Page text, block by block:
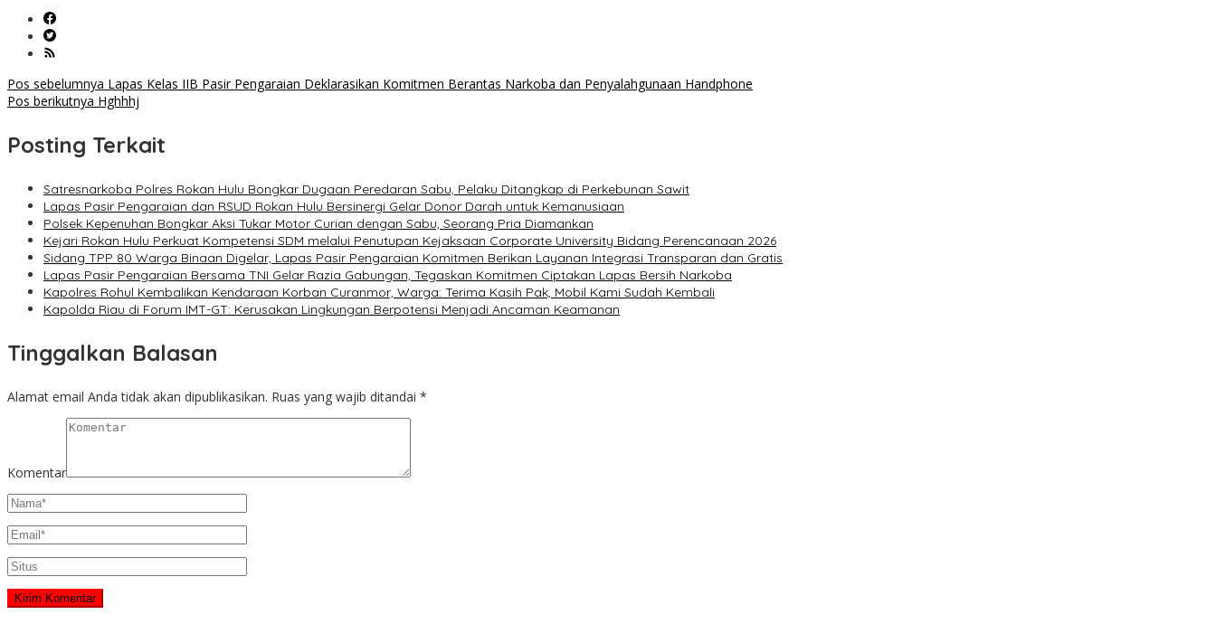
Navigasi
Pos sebelumnya Lapas Kelas IIB Pasir Pengaraian Deklarasikan Komitmen Berantas Narkoba dan Penyalahgunaan Handphone
Pos berikutnya Hghhhj
Posting Terkait
Satresnarkoba Polres Rokan Hulu Bongkar Dugaan Peredaran Sabu, Pelaku Ditangkap di Perkebunan Sawit
Lapas Pasir Pengaraian dan RSUD Rokan Hulu Bersinergi Gelar Donor Darah untuk Kemanusiaan
Polsek Kepenuhan Bongkar Aksi Tukar Motor Curian dengan Sabu, Seorang Pria Diamankan
Kejari Rokan Hulu Perkuat Kompetensi SDM melalui Penutupan Kejaksaan Corporate University Bidang Perencanaan 2026
Sidang TPP 80 Warga Binaan Digelar, Lapas Pasir Pengaraian Komitmen Berikan Layanan Integrasi Transparan dan Gratis
Lapas Pasir Pengaraian Bersama TNI Gelar Razia Gabungan, Tegaskan Komitmen Ciptakan Lapas Bersih Narkoba
Kapolres Rohul Kembalikan Kendaraan Korban Curanmor, Warga: Terima Kasih Pak, Mobil Kami Sudah Kembali
Kapolda Riau di Forum IMT-GT: Kerusakan Lingkungan Berpotensi Menjadi Ancaman Keamanan
Tinggalkan Balasan
Alamat email Anda tidak akan dipublikasikan. Ruas yang wajib ditandai *
Komentar